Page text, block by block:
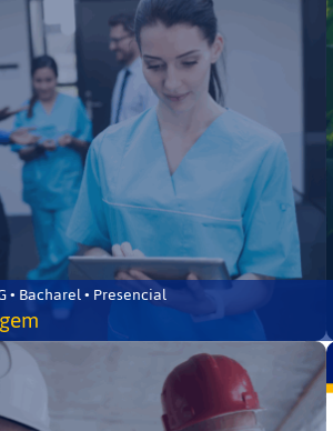
• Bacharel • Presencial